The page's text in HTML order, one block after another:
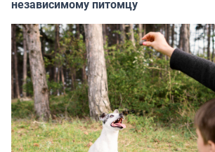
независимому питомцу